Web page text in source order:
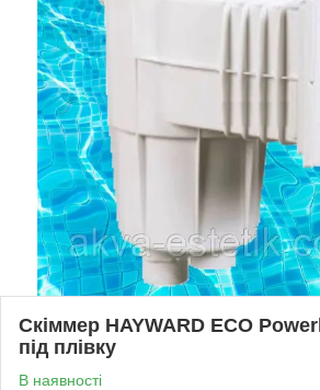
Скіммер HAYWARD ECO
під плівку
В наявності